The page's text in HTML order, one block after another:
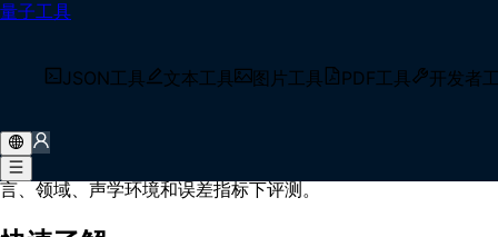
量子工具
JSON工具 文本工具 图片工具 PDF工具 开发者
首页/术语库
什么是 语音识别？
（ASR）或语音转文本（STT），是把口语音频转换为文本假设
的技术。系统根据音频信号估计词或 Token，并在明确的语
言、领域、声学环境和误差指标下评测。